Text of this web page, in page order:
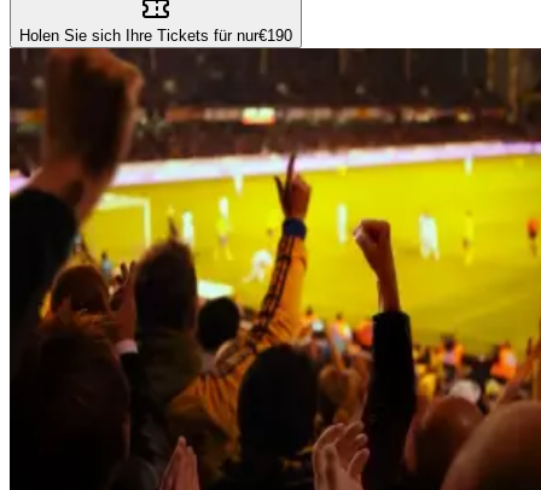
Holen Sie sich Ihre Tickets für nur€190